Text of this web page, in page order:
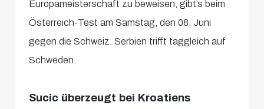
Europameisterschaft zu beweisen, gibt’s beim
Österreich-Test am Samstag, den 08. Juni
gegen die Schweiz. Serbien trifft taggleich auf
Schweden.
Sucic überzeugt bei Kroatiens